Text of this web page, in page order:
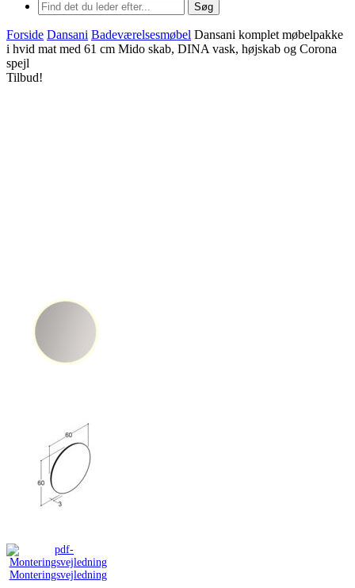
Søg
Forside Dansani Badeværelsesmøbel Dansani komplet møbelpakke
i hvid mat med 61 cm Mido skab, DINA vask, højskab og Corona
spejl
Tilbud!
Monteringsvejledning